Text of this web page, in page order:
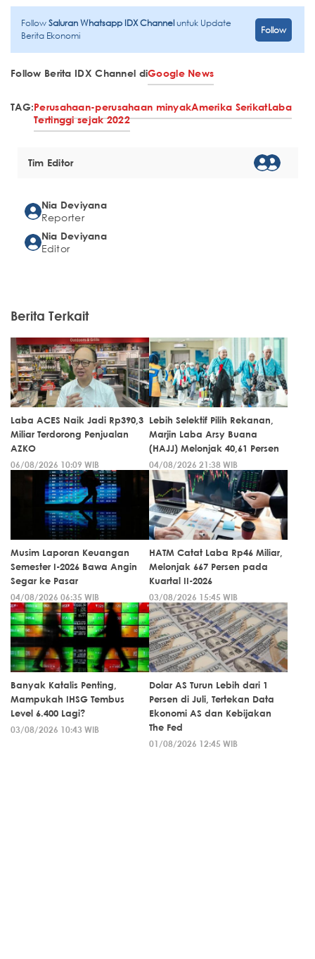
FollowSaluran Whatsapp IDX Channeluntuk Update
Berita Ekonomi
Follow
Follow Berita IDX Channel diGoogle News
TAG:Perusahaan-perusahaan minyakAmerika SerikatLaba
Tertinggi sejak 2022
Tim Editor
Nia Deviyana
Reporter
Nia Deviyana
Editor
Berita Terkait
Laba ACES Naik Jadi Rp390,3
Miliar Terdorong Penjualan
AZKO
06/08/2026 10:09 WIB
Lebih Selektif Pilih Rekanan,
Marjin Laba Arsy Buana
(HAJJ) Melonjak 40,61 Persen
04/08/2026 21:38 WIB
Musim Laporan Keuangan
Semester I-2026 Bawa Angin
Segar ke Pasar
04/08/2026 06:35 WIB
HATM Catat Laba Rp46 Miliar,
Melonjak 667 Persen pada
Kuartal II-2026
03/08/2026 15:45 WIB
Banyak Katalis Penting,
Mampukah IHSG Tembus
Level 6.400 Lagi?
03/08/2026 10:43 WIB
Dolar AS Turun Lebih dari 1
Persen di Juli, Tertekan Data
Ekonomi AS dan Kebijakan
The Fed
01/08/2026 12:45 WIB